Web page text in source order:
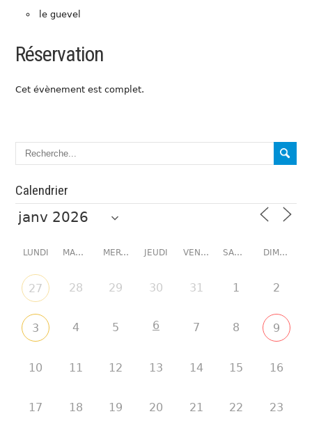
le guevel
Réservation
Cet évènement est complet.
Calendrier
LUNDI MARDI MERCREDI JEUDI VENDREDI SAMEDI DIMANCHE
27 28 29 30 31 1 2
3 4 5 6 7 8 9
10 11 12 13 14 15 16
17 18 19 20 21 22 23